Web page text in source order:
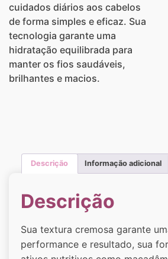
cuidados diários aos cabelos
de forma simples e eficaz. Sua
tecnologia garante uma
hidratação equilibrada para
manter os fios saudáveis,
brilhantes e macios.
Descrição Informação adicional
Descrição
Sua textura cremosa garante
performance e resultado, sua